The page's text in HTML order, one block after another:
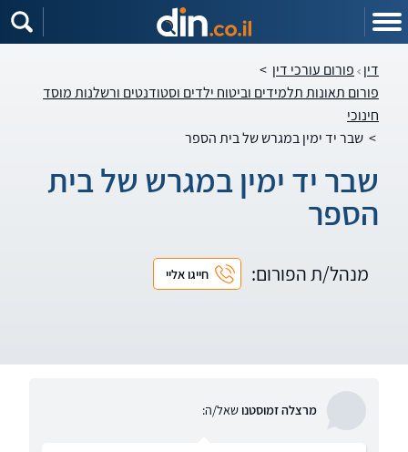
דין פורום עורכי דין >
פורום תאונות תלמידים וביטוח ילדים וסטודנטים ורשלנות מוסד
חינוכי
> שבר יד ימין במגרש של בית הספר
שבר יד ימין במגרש של בית
הספר
מנהל/ת הפורום: חייגו אליי
מרצלה זמוסטנושאל/ה: